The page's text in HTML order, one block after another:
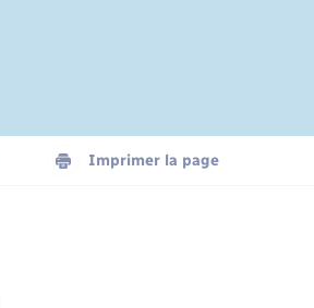
Imprimer la page